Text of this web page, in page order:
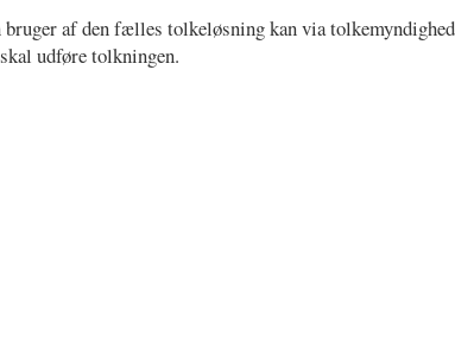
bruger af den fælles tolkeløsning kan via
udføre tolkningen.